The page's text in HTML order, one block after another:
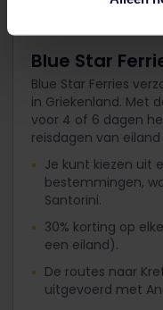
naar de haven
Blue Star
Blue Star Ferries
in Griekenland. Met
voor 4 of 6 dagen
reisdagen van
Je kunt kiezen uit
bestemmingen,
Santorini.
30% korting op
een eiland).
De routes naar
uitgevoerd met